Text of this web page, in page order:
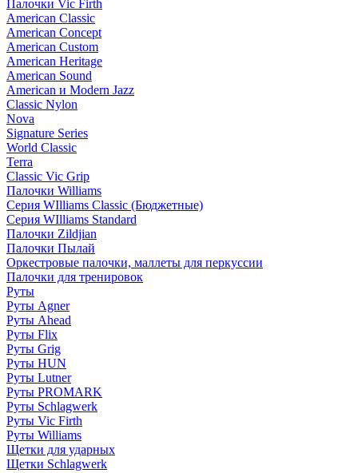
Палочки Vic Firth
American Classic
American Concept
American Custom
American Heritage
American Sound
American и Modern Jazz
Classic Nylon
Nova
Signature Series
World Classic
Terra
Classic Vic Grip
Палочки Williams
Серия WIlliams Classic (Бюджетные)
Серия WIlliams Standard
Палочки Zildjian
Палочки Пылай
Оркестровые палочки, маллеты для перкуссии
Палочки для тренировок
Руты
Руты Agner
Руты Ahead
Руты Flix
Руты Grig
Руты HUN
Руты Lutner
Руты PROMARK
Руты Schlagwerk
Руты Vic Firth
Руты Williams
Щетки для ударных
Щетки Schlagwerk